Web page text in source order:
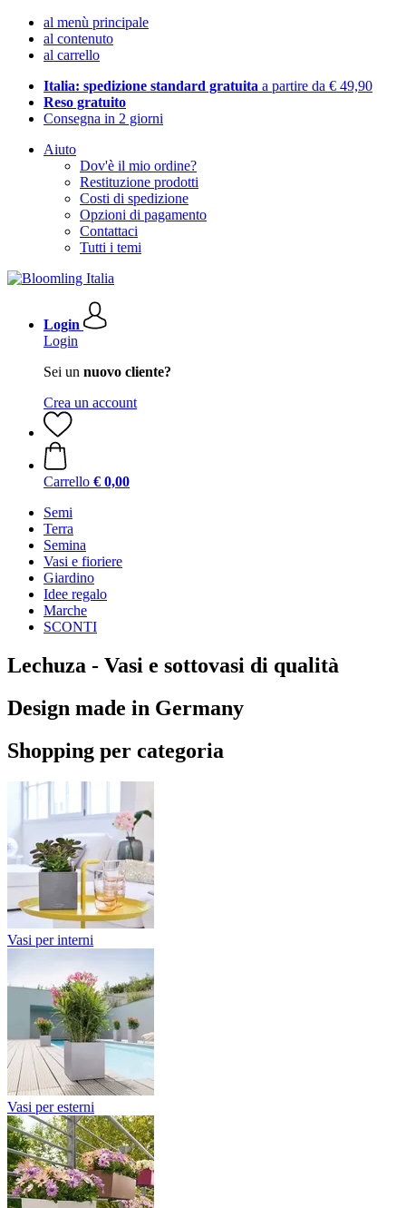
al menù principale
al contenuto
al carrello
Italia: spedizione standard gratuita a partire da € 49,90
Reso gratuito
Consegna in 2 giorni
Aiuto
Dov'è il mio ordine?
Restituzione prodotti
Costi di spedizione
Opzioni di pagamento
Contattaci
Tutti i temi
Login
Login
Sei un nuovo cliente?
Crea un account
Carrello € 0,00
Semi
Terra
Semina
Vasi e fioriere
Giardino
Idee regalo
Marche
SCONTI
Lechuza - Vasi e sottovasi di qualità
Design made in Germany
Shopping per categoria
Vasi per interni
Vasi per esterni